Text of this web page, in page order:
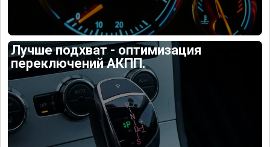
Лучше подхват - оптимизация
переключений АКПП.